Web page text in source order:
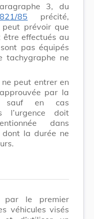
3, du
85 précité,
peut prévoir que
effectués au
pas équipés
tachygraphe ne
peut entrer en
par la
sauf en cas
l’urgence doit
dans
dont la durée ne
par le premier
véhicules visés